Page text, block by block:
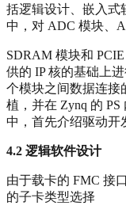
括逻辑设计、嵌入式
中，对 ADC 模块、
SDRAM 模块和
供的 IP 核的基础上
个模块之间数据连接
植，并在 Zynq 的
中，首先介绍驱动开
4.2 逻辑软件设计
由于载卡的 FMC 接
的子卡类型选择